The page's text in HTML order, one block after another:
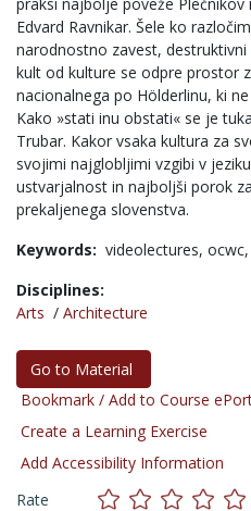
Edvard Ravnikar. Šele ko
narodnostno zavest,
kult od kulture se odpre prostor
nacionalnega po Hölderlinu, ki
Kako »stati inu obstati« se je
Trubar. Kakor vsaka kultura za
svojimi najglobljimi vzgibi v
ustvarjalnost in najboljši porok
prekaljenega slovenstva.
Keywords: videolectures, ocwc,
Disciplines:
Arts / Architecture
Go to Material
Bookmark / Add to Course
Create a Learning Exercise
Add Accessibility Information
Rate